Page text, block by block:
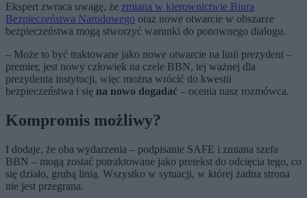
Ekspert zwraca uwagę, że zmiana w kierownictwie Biura
Bezpieczeństwa Narodowego oraz nowe otwarcie w obszarze
bezpieczeństwa mogą stworzyć warunki do ponownego dialogu.
– Może to być traktowane jako nowe otwarcie na linii prezydent –
premier, jest nowy człowiek na czele BBN, tej ważnej dla
prezydenta instytucji, więc można wrócić do kwestii
bezpieczeństwa i się na nowo dogadać – ocenia nasz rozmówca.
Kompromis możliwy?
I dodaje, że oba wydarzenia – podpisanie SAFE i zmiana szefa
BBN – mogą zostać potraktowane jako pretekst do odcięcia tego, co
się działo, grubą linią. Wszystko w sytuacji, w której żadna strona
nie jest przegrana.